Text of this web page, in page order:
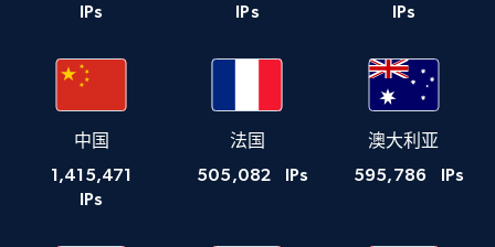
IPs
IPs
IPs
中国
1,415,471
IPs
法国
505,082 IPs
澳大利亚
595,786 IPs